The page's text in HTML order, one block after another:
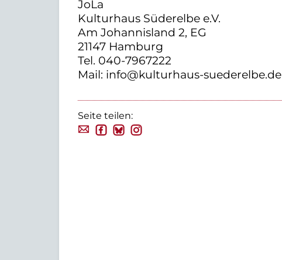
JoLa
Kulturhaus Süderelbe e.V.
Am Johannisland 2, EG
21147 Hamburg
Tel. 040-7967222
Mail: info@kulturhaus-suederelbe.de
Seite teilen: